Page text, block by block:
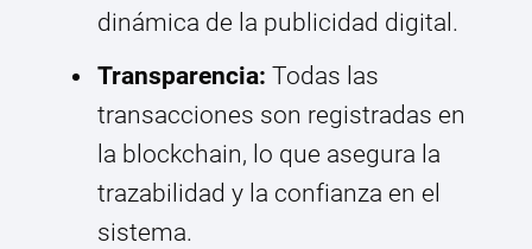
dinámica de la publicidad digital.
Transparencia: Todas las
transacciones son registradas en
la blockchain, lo que asegura la
trazabilidad y la confianza en el
sistema.